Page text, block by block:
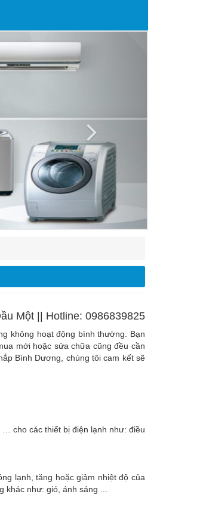
Một || Hotline: 0986839825
không hoạt động bình thường. Bạn
mới hoặc sửa chữa cũng đều cần
Bình Dương, chúng tôi cam kết sẽ
cho các thiết bị điện lạnh như: điều
lạnh, tăng hoặc giảm nhiệt độ của
như: gió, ánh sáng ...